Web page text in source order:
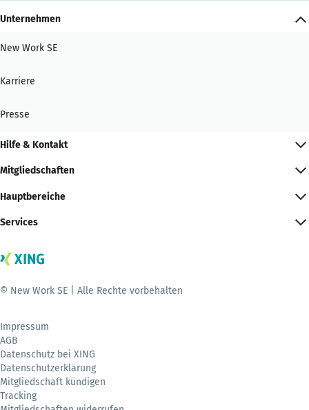
Unternehmen
New Work SE
Karriere
Presse
Hilfe & Kontakt
Mitgliedschaften
Hauptbereiche
Services
© New Work SE | Alle Rechte vorbehalten
Impressum
AGB
Datenschutz bei XING
Datenschutzerklärung
Mitgliedschaft kündigen
Tracking